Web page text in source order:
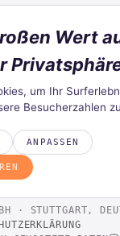
Set bei
UNTERNEHMEN
uns
Kontakt
·
STUTTGART,
Wert
um Ihr
Besucherzahlen
ANPASSEN